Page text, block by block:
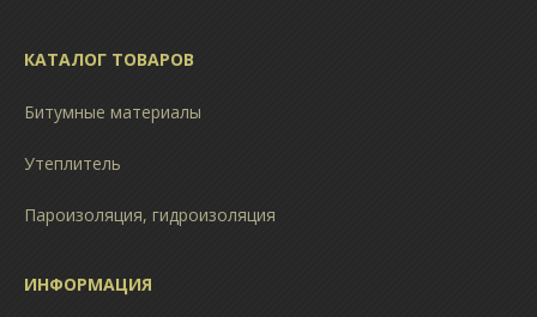
КАТАЛОГ ТОВАРОВ
Битумные материалы
Утеплитель
Пароизоляция, гидроизоляция
ИНФОРМАЦИЯ